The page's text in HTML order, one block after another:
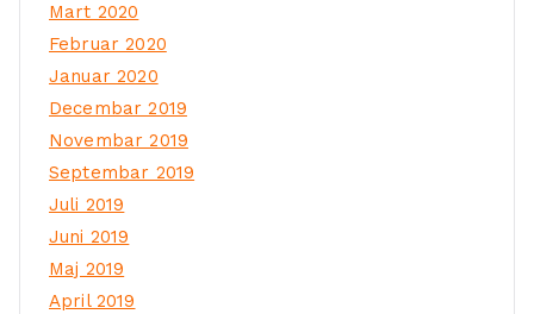
Mart 2020
Februar 2020
Januar 2020
Decembar 2019
Novembar 2019
Septembar 2019
Juli 2019
Juni 2019
Maj 2019
April 2019